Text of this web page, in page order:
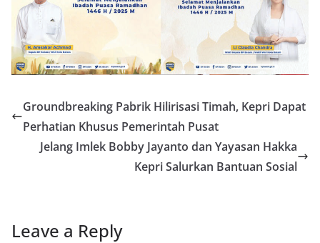
Groundbreaking Pabrik Hilirisasi Timah, Kepri Dapat
Perhatian Khusus Pemerintah Pusat
Jelang Imlek Bobby Jayanto dan Yayasan Hakka
Kepri Salurkan Bantuan Sosial
Leave a Reply